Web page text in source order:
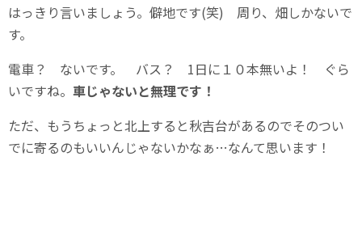
はっきり言いましょう。僻地です(笑) 周り、畑しかないで
す。
電車？ ないです。 バス？ 1日に１０本無いよ！ ぐら
いですね。 車じゃないと無理です！
ただ、もうちょっと北上すると秋吉台があるのでそのつい
でに寄るのもいいんじゃないかなぁ…なんて思います！